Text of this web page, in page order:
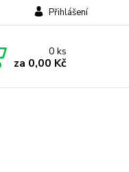
Přihlášení
0ks
za 0,00 Kč